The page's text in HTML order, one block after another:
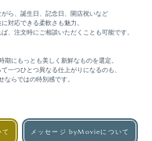
ら、誕生日、記念日、開店祝いなど
対応できる柔軟さも魅力。
、注文時にご相談いただくことも可能です。
期にもっとも美しく新鮮なものを選定。
一つひとつ異なる仕上がりになるのも、
ならではの特別感です。
て メッセージ byMovieについて